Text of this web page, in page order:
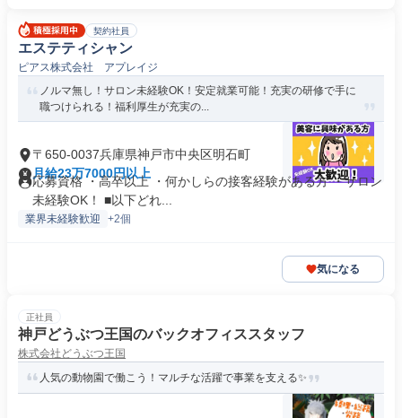
契約社員
エステティシャン
ピアス株式会社 アプレイジ
ノルマ無し！サロン未経験OK！安定就業可能！充実の研修で手に
職つけられる！福利厚生が充実の...
〒650-0037兵庫県神戸市中央区明石町
月給23万7000円以上
応募資格 ・高卒以上 ・何かしらの接客経験がある方 ・サロン
未経験OK！ ■以下どれ...
業界未経験歓迎 +2個
気になる
正社員
神戸どうぶつ王国のバックオフィススタッフ
株式会社どうぶつ王国
人気の動物園で働こう！マルチな活躍で事業を支える✨